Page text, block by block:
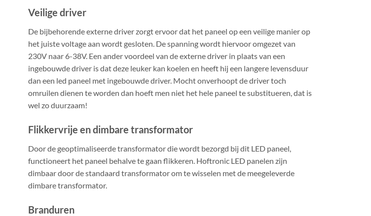
Veilige driver
De bijbehorende externe driver zorgt ervoor dat het paneel op een veilige manier op
het juiste voltage aan wordt gesloten. De spanning wordt hiervoor omgezet van
230V naar 6-38V. Een ander voordeel van de externe driver in plaats van een
ingebouwde driver is dat deze leuker kan koelen en heeft hij een langere levensduur
dan een led paneel met ingebouwde driver. Mocht onverhoopt de driver toch
omruilen dienen te worden dan hoeft men niet het hele paneel te substitueren, dat is
wel zo duurzaam!
Flikkervrije en dimbare transformator
Door de geoptimaliseerde transformator die wordt bezorgd bij dit LED paneel,
functioneert het paneel behalve te gaan flikkeren. Hoftronic LED panelen zijn
dimbaar door de standaard transformator om te wisselen met de meegeleverde
dimbare transformator.
Branduren